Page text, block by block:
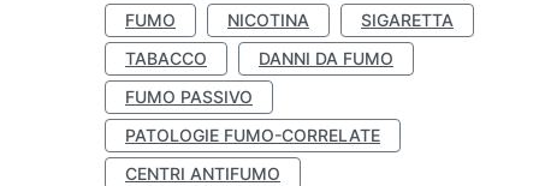
FUMO
NICOTINA
SIGARETTA
TABACCO
DANNI DA FUMO
FUMO PASSIVO
PATOLOGIE FUMO-CORRELATE
CENTRI ANTIFUMO